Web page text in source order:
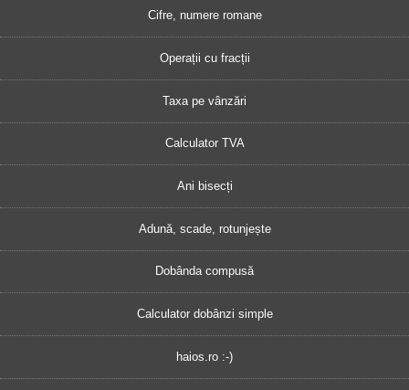
Cifre, numere romane
Operații cu fracții
Taxa pe vânzări
Calculator TVA
Ani bisecți
Adună, scade, rotunjește
Dobânda compusă
Calculator dobânzi simple
haios.ro :-)